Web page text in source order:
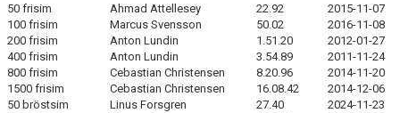
50 frisim
Ahmad Attellesey 22.92
2015-11-07
100 frisim
Marcus Svensson 50.02
2016-11-08
200 frisim
Anton Lundin 1.51.20
2012-01-27
400 frisim
Anton Lundin 3.54.89
2011-11-24
800 frisim
Cebastian Christensen 8.20.96
2014-11-20
1500 frisim
Cebastian Christensen 16.08.42
2014-12-06
50 bröstsim
Linus Forsgren 27.40
2024-11-23